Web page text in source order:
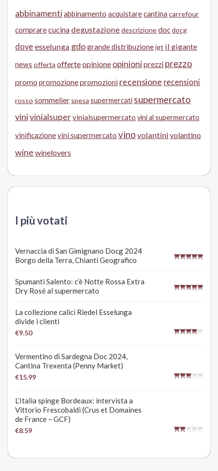
abbinamentiabbinamento acquistarecantina carrefour
comprarecucina degustazionedescrizionedocdocg
dove esselunga gdogrande distribuzioneigt il gigante
news offerta offerteopinione opinioniprezzi prezzo
promo promozionepromozioni recensione recensioni
rosso sommelier spesa supermercati supermercato
vinivinialsupervinialsupermercato vini al supermercato
vinificazionevini supermercato vino volantini volantino
wine winelovers
I più votati
Vernaccia di San Gimignano Docg 2024
Borgo della Terra, Chianti Geografico
Spumanti Salento: c’è Notte Rossa Extra
Dry Rosé al supermercato
La collezione calici Riedel Esselunga
divide i clienti
€9.50
Vermentino di Sardegna Doc 2024,
Cantina Trexenta (Penny Market)
€15.99
L’Italia spinge Bordeaux: intervista a
Vittorio Frescobaldi (Crus et Domaines
de France – GCF)
€8.59